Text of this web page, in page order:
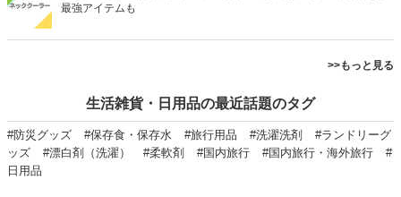
最強アイテムも
>>もっと見る
生活雑貨・日用品の最近話題のタグ
#防災グッズ #保存食・保存水 #旅行用品 #洗濯洗剤
#ランドリーグ
ッズ
#漂白剤（洗濯） #柔軟剤 #国内旅行 #国内旅行・海外旅行
#
日用品